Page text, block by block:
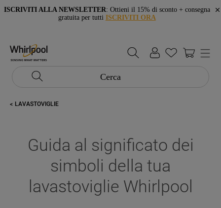
ISCRIVITI ALLA NEWSLETTER: Ottieni il 15% di sconto + consegna
gratuita per tutti ISCRIVITI ORA
Cerca
LAVASTOVIGLIE
Guida al significato dei
simboli della tua
lavastoviglie Whirlpool